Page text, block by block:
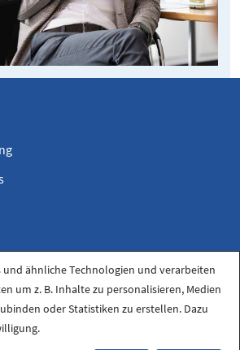
und ähnliche Technologien und verarbeiten
um z. B. Inhalte zu personalisieren, Medien
oder Statistiken zu erstellen. Dazu